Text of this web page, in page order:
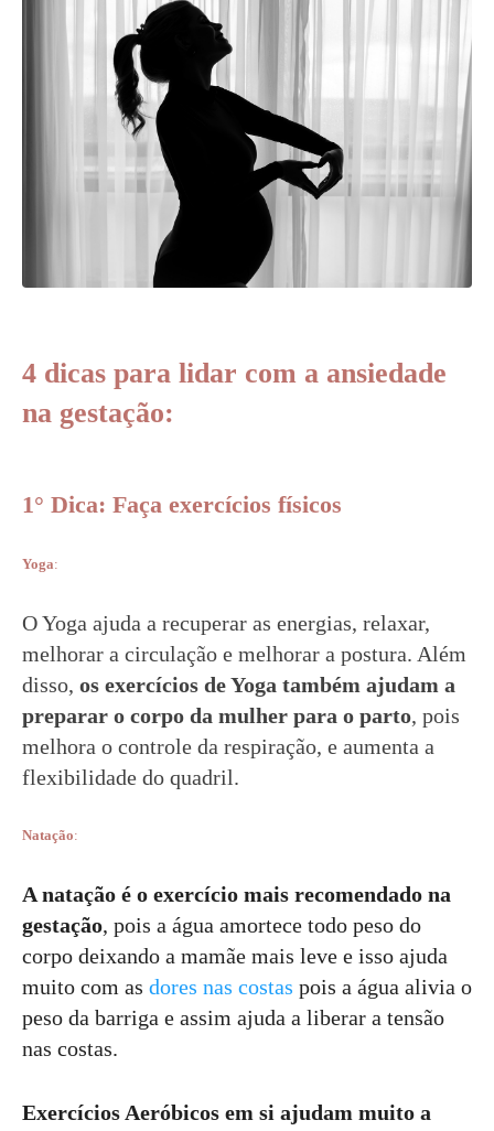
4 dicas para lidar com a ansiedade
na gestação:
1° Dica: Faça exercícios físicos
Yoga:
O Yoga ajuda a recuperar as energias, relaxar,
melhorar a circulação e melhorar a postura. Além
disso, os exercícios de Yoga também ajudam a
preparar o corpo da mulher para o parto, pois
melhora o controle da respiração, e aumenta a
flexibilidade do quadril.
Natação:
A natação é o exercício mais recomendado na
gestação, pois a água amortece todo peso do
corpo deixando a mamãe mais leve e isso ajuda
muito com as dores nas costas pois a água alivia o
peso da barriga e assim ajuda a liberar a tensão
nas costas.
Exercícios Aeróbicos em si ajudam muito a